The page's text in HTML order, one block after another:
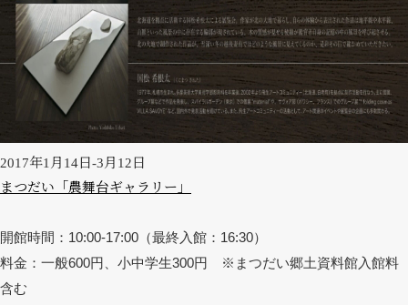
2017年1月14日-3月12日
まつだい「農舞台ギャラリー」
開館時間：10:00-17:00（最終入館：16:30）
料金：一般600円、小中学生300円 ※まつだい郷土資料館入館料
含む